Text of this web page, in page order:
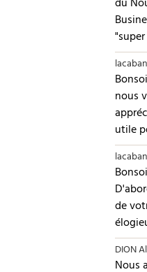
"super
nous
utile
de
DION
Nous